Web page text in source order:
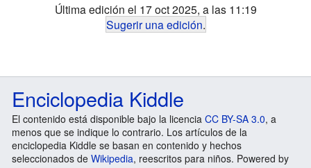
Última edición el 17 oct 2025, a las 11:19
Sugerir una edición.
Enciclopedia Kiddle
El contenido está disponible bajo la licencia CC BY-SA 3.0, a
menos que se indique lo contrario. Los artículos de la
enciclopedia Kiddle se basan en contenido y hechos
seleccionados de Wikipedia, reescritos para niños. Powered by